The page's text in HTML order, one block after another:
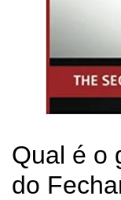
Qual é o
do